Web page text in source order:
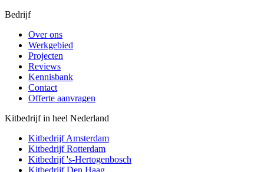
Bedrijf
Over ons
Werkgebied
Projecten
Reviews
Kennisbank
Contact
Offerte aanvragen
Kitbedrijf in heel Nederland
KitbedrijfAmsterdam
KitbedrijfRotterdam
Kitbedrijf's-Hertogenbosch
KitbedrijfDen Haag